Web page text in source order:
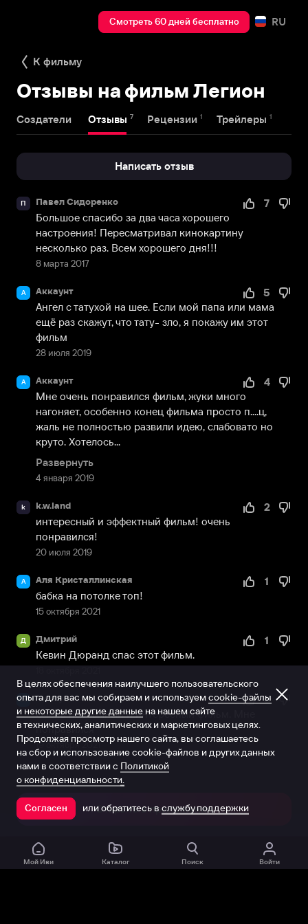
Смотреть 60 дней бесплатно RU
К фильму
Отзывы на фильм Легион
Создатели Отзывы 7 Рецензии 1 Трейлеры 1
Написать отзыв
П Павел Сидоренко
8 марта 2017
7
Большое спасибо за два часа хорошего
настроения! Пересматривал кинокартину
несколько раз. Всем хорошего дня!!!
А Аккаунт
28 июля 2019
5
Ангел с татухой на шее. Если мой папа или мама
ещё раз скажут, что тату- зло, я покажу им этот
фильм
А Аккаунт
4 января 2019
4
Мне очень понравился фильм, жуки много
нагоняет, особенно конец фильма просто п....ц,
жаль не полностью развили идею, слабовато но
круто. Хотелось...
Развернуть
k k.w.land
20 июля 2019
2
интересный и эффектный фильм! очень
понравился!
А Аля Кристаллинская
15 октября 2021
1
бабка на потолке топ!
Д Дмитрий
1
Кевин Дюранд спас этот фильм.
А Аккаунт
19 октября 2021
0
Очень необычный и интересный фильм. Мне
понравился
Открыть в приложении
Мой Иви Каталог Поиск Войти
В целях обеспечения наилучшего пользовательского
опыта для вас мы собираем и используем cookie-файлы
и некоторые другие данные на нашем сайте
в технических, аналитических и маркетинговых целях.
Продолжая просмотр нашего сайта, вы соглашаетесь
на сбор и использование cookie-файлов и других данных
нами в соответствии с Политикой
о конфиденциальности.
Согласен или обратитесь в службу поддержки